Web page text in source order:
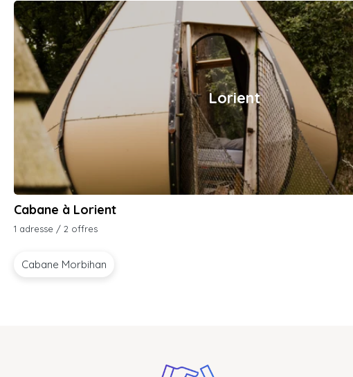
Lorient
Cabane à Lorient
1 adresse / 2 offres
Cabane Morbihan